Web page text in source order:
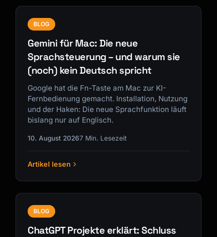
BLOG
Gemini für Mac: Die neue
Sprachsteuerung – und warum sie
(noch) kein Deutsch spricht
Google hat die Fn-Taste am Mac zur KI-
Fernbedienung gemacht. Installation, Nutzung
und der Haken: Die neue Sprachfunktion läuft
bislang nur auf Englisch.
10. August 20267 Min. Lesezeit
Artikel lesen
BLOG
ChatGPT Projekte erklärt: Schluss
Kai
Kursfinder · für dich da